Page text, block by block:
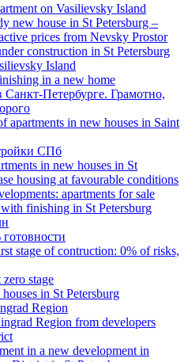
on Vasilievsky Island
new house in St Petersburg –
prices from Nevsky Prostor
construction in St Petersburg
Island
in a new home
Санкт-Петербурге. Грамотно,
apartments in new houses in Saint
СПб
in new houses in St
housing at favourable conditions
apartments for sale
finishing in St Petersburg
stage of contruction: 0% of risks,
stage
in St Petersburg
Region
Region from developers
in a new development in